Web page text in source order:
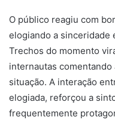
O público reagiu com
elogiando a sinceridade
Trechos do momento
internautas
situação. A interação
elogiada, reforçou a
frequentemente